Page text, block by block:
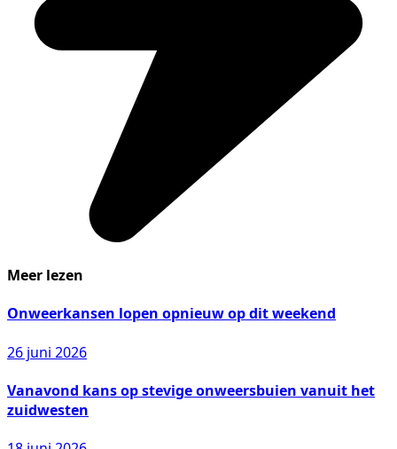
Meer lezen
Onweerkansen lopen opnieuw op dit weekend
26 juni 2026
Vanavond kans op stevige onweersbuien vanuit het
zuidwesten